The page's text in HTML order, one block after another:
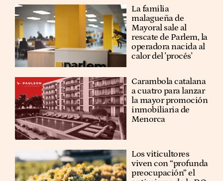
La familia
malagueña de
Mayoral sale al
rescate de Parlem, la
operadora nacida al
calor del 'procés'
Carambola catalana
a cuatro para lanzar
la mayor promoción
inmobiliaria de
Menorca
Los viticultores
viven con “profunda
preocupación” el